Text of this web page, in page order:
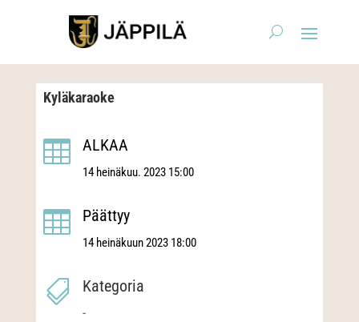
Kyläkaraoke
 ALKAA
14 heinäkuu. 2023 15:00
 Päättyy
14 heinäkuun 2023 18:00
 Kategoria
-